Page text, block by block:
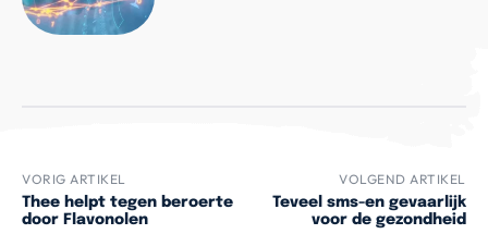
VORIG ARTIKEL
Thee helpt tegen beroerte
door Flavonolen
VOLGEND ARTIKEL
Teveel sms-en gevaarlijk
voor de gezondheid